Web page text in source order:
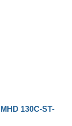
130C-ST-